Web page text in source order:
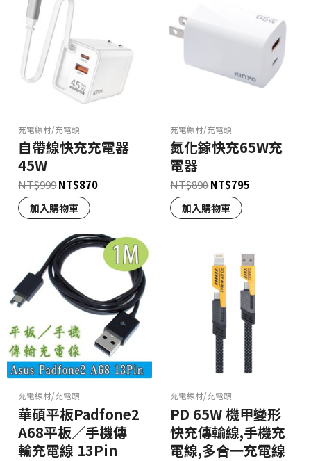
充電線材/充電頭
自帶線快充充電器
45W
NT$999NT$870
加入購物車
充電線材/充電頭
氮化鎵快充65W充
電器
NT$890NT$795
加入購物車
充電線材/充電頭
華碩平板Padfone2
A68平板／手機傳
輸充電線 13Pin
充電線材/充電頭
PD 65W 機甲變形
快充傳輸線,手機充
電線,多合一充電線